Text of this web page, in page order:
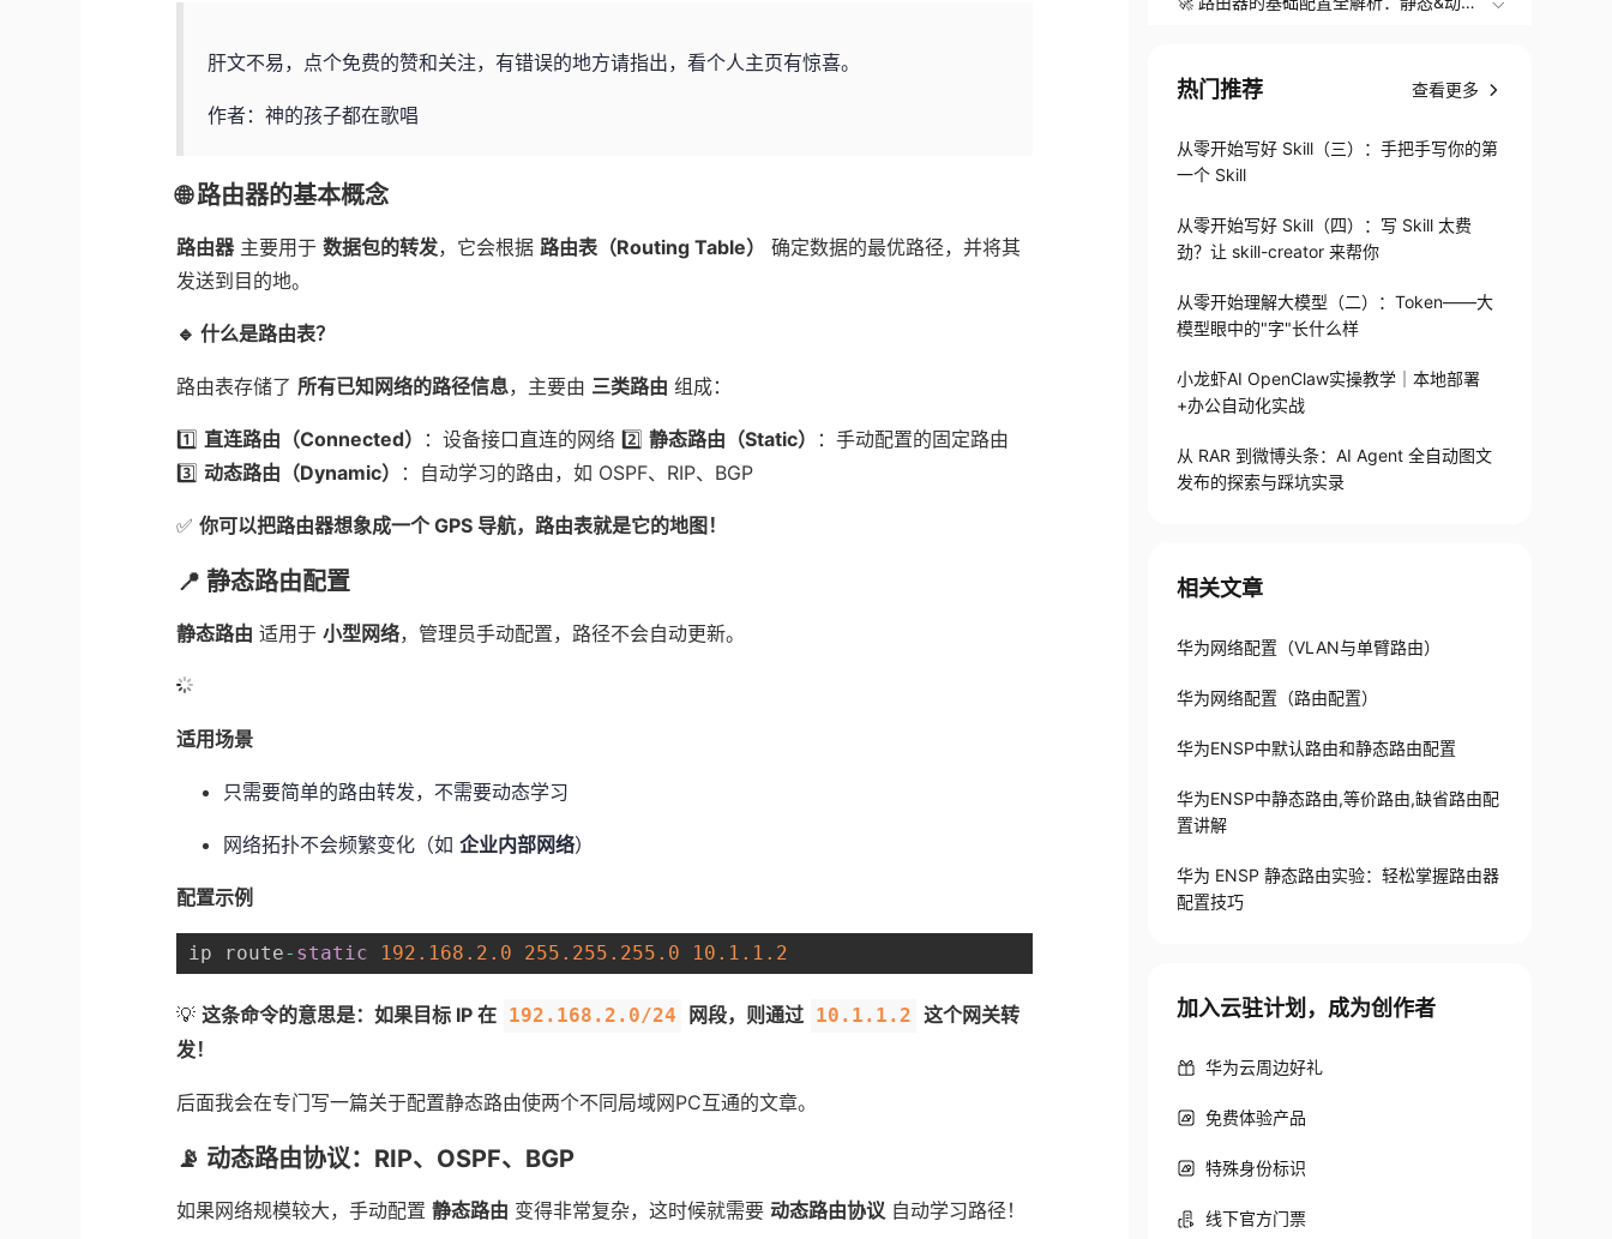
肝文不易，点个免费的赞和关注，有错误的地方请指出，看个人主页有惊喜。
作者：神的孩子都在歌唱
🌐 路由器的基本概念
路由器主要用于数据包的转发，它会根据路由表（Routing Table）
确定数据的最优路径，并将其
发送到目的地。
🔹 什么是路由表？
路由表存储了所有已知网络的路径信息，主要由 三类路由 组成：
1️⃣直连路由（Connected） ：设备接口直连的网络 2️⃣静态路由（Static）
：手动配置的固定路由
3️⃣动态路由（Dynamic） ：自动学习的路由，如 OSPF、RIP、BGP
✅你可以把路由器想象成一个 GPS 导航，路由表就是它的地图！
📍 静态路由配置
静态路由 适用于小型网络，管理员手动配置，路径不会自动更新。
适用场景
只需要简单的路由转发，不需要动态学习
网络拓扑不会频繁变化（如企业内部网络）
配置示例
ip route- static 192.168 .2 .0 255.255 .255 .0 10.1 .1 .2
💡这条命令的意思是：如果目标 IP 在 192.168.2.0/24 网段，则通过 10.1.1.2 这个网关转
发！
后面我会在专门写一篇关于配置静态路由使两个不同局域网PC互通的文章。
📡 动态路由协议：RIP、OSPF、BGP
如果网络规模较大，手动配置静态路由 变得非常复杂，这时候就需要动态路由协议 自动学习路径！
热门推荐 查看更多
从零开始写好 Skill（三）：手把手写你的第
一个 Skill
从零开始写好 Skill（四）：写 Skill 太费
劲？让 skill-creator 来帮你
从零开始理解大模型（二）：Token——大
模型眼中的"字"长什么样
小龙虾AI OpenClaw实操教学｜本地部署
+办公自动化实战
从 RAR 到微博头条：AI Agent 全自动图文
发布的探索与踩坑实录
相关文章
华为网络配置（VLAN与单臂路由）
华为网络配置（路由配置）
华为ENSP中默认路由和静态路由配置
华为ENSP中静态路由,等价路由,缺省路由配
置讲解
华为 ENSP 静态路由实验：轻松掌握路由器
配置技巧
加入云驻计划，成为创作者
华为云周边好礼
免费体验产品
特殊身份标识
线下官方门票